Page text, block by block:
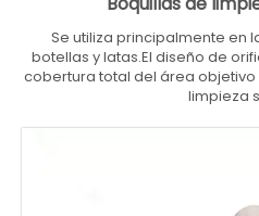
Se utiliza principalmente en
botellas y latas.El diseño de
cobertura total del área
limpieza